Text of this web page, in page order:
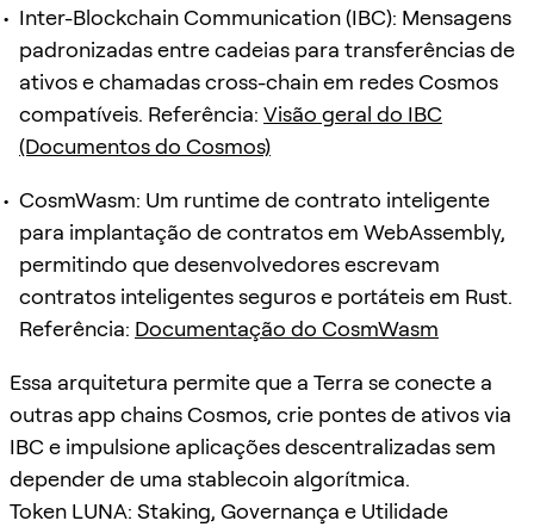
Inter-Blockchain Communication (IBC): Mensagens
padronizadas entre cadeias para transferências de
ativos e chamadas cross-chain em redes Cosmos
compatíveis. Referência: Visão geral do IBC
(Documentos do Cosmos)
CosmWasm: Um runtime de contrato inteligente
para implantação de contratos em WebAssembly,
permitindo que desenvolvedores escrevam
contratos inteligentes seguros e portáteis em Rust.
Referência: Documentação do CosmWasm
Essa arquitetura permite que a Terra se conecte a
outras app chains Cosmos, crie pontes de ativos via
IBC e impulsione aplicações descentralizadas sem
depender de uma stablecoin algorítmica.
Token LUNA: Staking, Governança e Utilidade